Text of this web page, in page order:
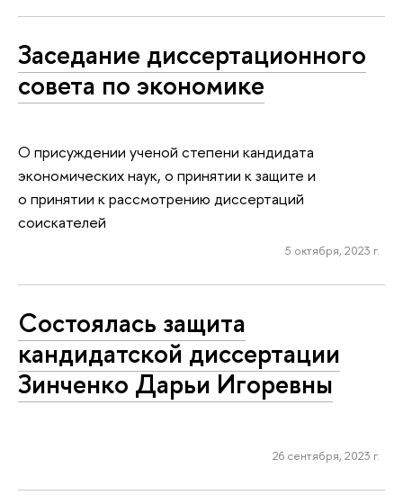
Заседание диссертационного
совета по экономике
О присуждении ученой степени кандидата
экономических наук, о принятии к защите и
о принятии к рассмотрению диссертаций
соискателей
5 октября, 2023 г.
Состоялась защита
кандидатской диссертации
Зинченко Дарьи Игоревны
26 сентября, 2023 г.